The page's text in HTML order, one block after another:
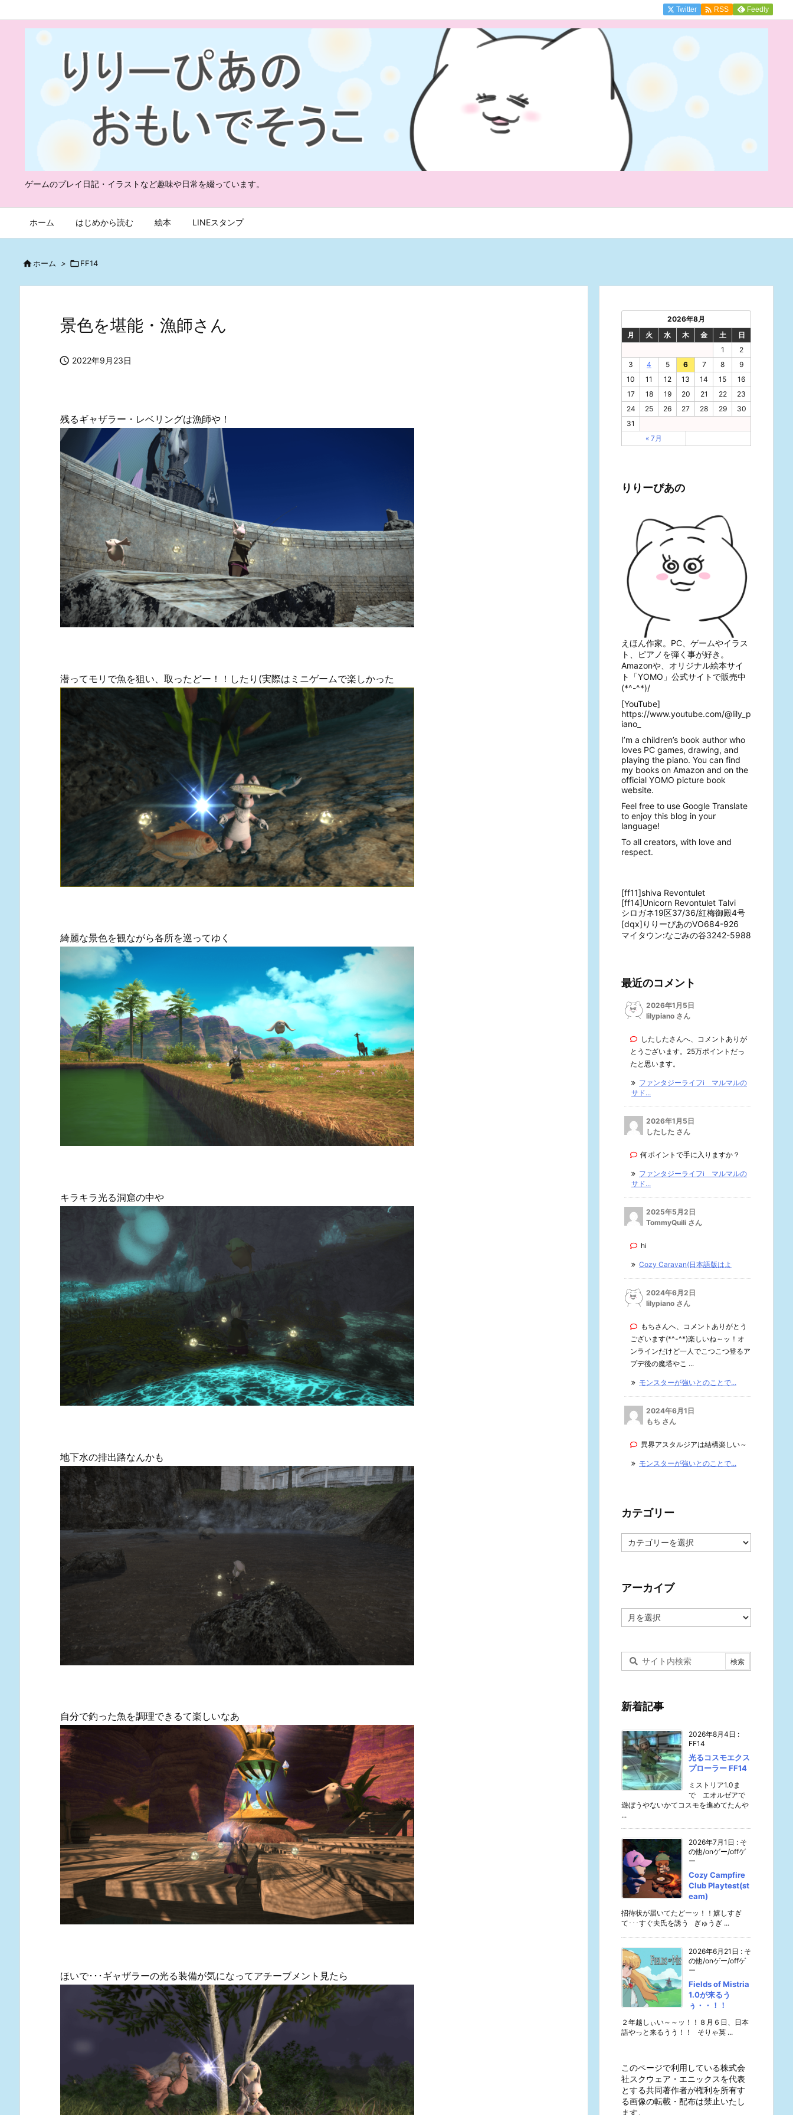
ゲームのプレイ日記・イラストなど趣味や日常を綴っています。
ホーム はじめから読む 絵本 LINEスタンプ
Twitter  RSS Feedly
ホーム > FF14
景色を堪能・漁師さん
 2022年9月23日
残るギャザラー・レベリングは漁師や！
潜ってモリで魚を狙い、取ったどー！！したり(実際はミニゲームで楽しかった
綺麗な景色を観ながら各所を巡ってゆく
キラキラ光る洞窟の中や
地下水の排出路なんかも
自分で釣った魚を調理できるて楽しいなあ
ほいで･･･ギャザラーの光る装備が気になってアチーブメント見たら
2026年8月
月
火 水 木 金 土
日
1
2
3
4 5 6 7 8
9
10
11 12 13 14 15
16
17
18 19 20 21 22
23
24
25 26 27 28 29
30
31
« 7月
りりーぴあの
えほん作家。PC、ゲームやイラス
ト、ピアノを弾く事が好き。
Amazonや、オリジナル絵本サイ
ト「YOMO」公式サイトで販売中
(*^-^*)/
[YouTube]
https://www.youtube.com/@lily_p
iano_
I’m a children’s book author who
loves PC games, drawing, and
playing the piano. You can find
my books on Amazon and on the
official YOMO picture book
website.
Feel free to use Google Translate
to enjoy this blog in your
language!
To all creators, with love and
respect.
[ff11]shiva Revontulet
[ff14]Unicorn Revontulet Talvi
シロガネ19区37/36/紅梅御殿4号
[dqx]りりーぴあのVO684-926
マイタウン:なごみの谷3242-5988
最近のコメント
2026年1月5日
lilypiano さん
したしたさんへ、コメントありが
とうございます。25万ポイントだっ
たと思います。
ファンタジーライフi マルマルの
サド...
2026年1月5日
したした さん
何ポイントで手に入りますか？
ファンタジーライフi マルマルの
サド...
2025年5月2日
TommyQuili さん
hi
Cozy Caravan(日本語版はよ
2024年6月2日
lilypiano さん
もちさんへ、コメントありがとう
ございます(*^-^*)楽しいね～ッ！オ
ンラインだけど一人でこつこつ登るア
プデ後の魔塔やこ ...
モンスターが強いとのことで...
2024年6月1日
もち さん
異界アスタルジアは結構楽しい～
モンスターが強いとのことで...
カテゴリー
テ
ー
アーカイブ
ー
新着記事
2026年8月4日 :
FF14
光るコスモエクス
プローラー FF14
ミストリア1.0ま
で エオルゼアで
遊ぼうやないかてコスモを進めてたんや
...
2026年7月1日 : そ
の他/onゲー/offゲ
ー
Cozy Campfire
Club Playtest(st
eam)
招待状が届いてたどーッ！！嬉しすぎ
て･･･すぐ夫氏を誘う ぎゅうぎ ...
2026年6月21日 : そ
の他/onゲー/offゲ
ー
Fields of Mistria
1.0が来るう
ぅ・・！！
２年越しぃい～～ッ！！８月６日、日本
語やっと来るうう！！ そりゃ英 ...
このページで利用している株式会
社スクウェア・エニックスを代表
とする共同著作者が権利を所有す
る画像の転載・配布は禁止いたし
ます。